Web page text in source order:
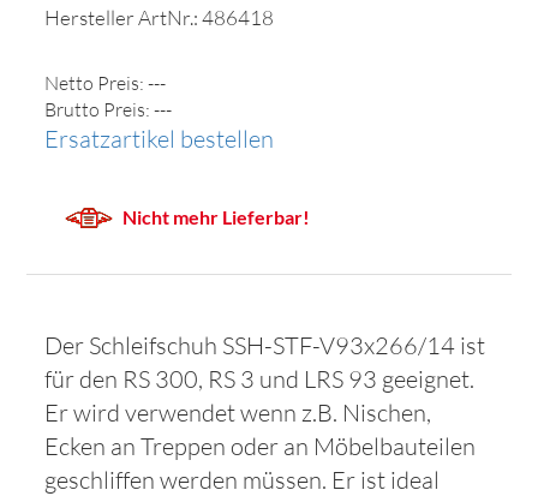
Hersteller ArtNr.: 486418
Netto Preis: ---
Brutto Preis: ---
Ersatzartikel bestellen
Nicht mehr Lieferbar!
Der Schleifschuh SSH-STF-V93x266/14 ist
für den RS 300, RS 3 und LRS 93 geeignet.
Er wird verwendet wenn z.B. Nischen,
Ecken an Treppen oder an Möbelbauteilen
geschliffen werden müssen. Er ist ideal